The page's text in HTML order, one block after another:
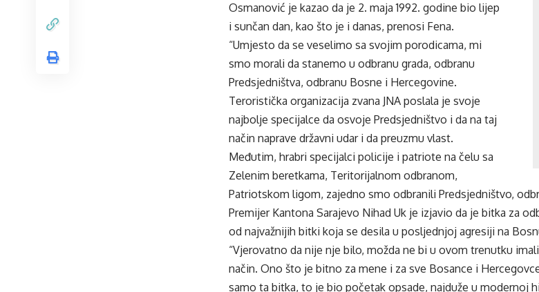
Osmanović je kazao da je 2. maja 1992. godine bio lijep
i sunčan dan, kao što je i danas, prenosi Fena.
“Umjesto da se veselimo sa svojim porodicama, mi
smo morali da stanemo u odbranu grada, odbranu
Predsjedništva, odbranu Bosne i Hercegovine.
Teroristička organizacija zvana JNA poslala je svoje
najbolje specijalce da osvoje Predsjedništvo i da na taj
način naprave državni udar i da preuzmu vlast.
Međutim, hrabri specijalci policije i patriote na čelu sa
Zelenim beretkama, Teritorijalnom odbranom,
Patriotskom ligom, zajedno smo odbranili Predsjedništvo,
Premijer Kantona Sarajevo Nihad Uk je izjavio da je bitka za
od najvažnijih bitki koja se desila u posljednjoj agresiji na
“Vjerovatno da nije nje bilo, možda ne bi u ovom trenutku
način. Ono što je bitno za mene i za sve Bosance i
samo ta bitka, to je bio početak opsade, najduže u modernoj